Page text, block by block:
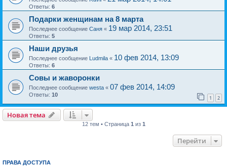
Ответы: 6
Подарки женщинам на 8 марта
Последнее сообщение Саня « 19 мар 2014, 23:51
Ответы: 5
Наши друзья
Последнее сообщение Ludmila « 10 фев 2014, 13:09
Ответы: 6
Совы и жаворонки
Последнее сообщение westa « 07 фев 2014, 14:09
Ответы: 10 1 2
Новая тема
12 тем • Страница 1 из 1
Перейти
ПРАВА ДОСТУПА